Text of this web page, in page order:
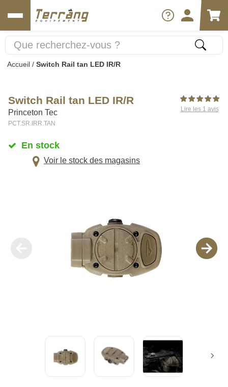
Accueil / Switch Rail tan LED IR/R
Switch Rail tan LED IR/R
Princeton Tec
PCT.SR.IRR.TAN
Lire les 1 avis
En stock
Voir le stock des magasins